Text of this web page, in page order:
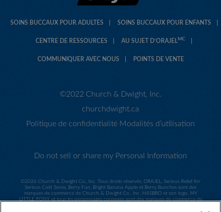
SOINS BUCCAUX POUR ADULTES SOINS BUCCAUX POUR ENFANTS
CENTRE DE RESSOURCES AU SUJET D’ORAJEL MC
COMMUNIQUER AVEC NOUS POINTS DE VENTE
©2022 Church & Dwight, Inc.
churchdwight.ca
Politique de confidentialité Modalités d’utilisation
Do not sell or share my Personal Information
©2026 Church & Dwight Co., Inc. Tous droits réservés. ORAJEL, Serious Relief for
Serious Cold Sores, Berry Fun, Bright Banana Apple et Berry Bunches sont des
marques de commerce de Church & Dwight Co., Inc. HASBRO et son logo, MY
LITTLE PONY et tous les personnages connexes sont des marques de commerce de